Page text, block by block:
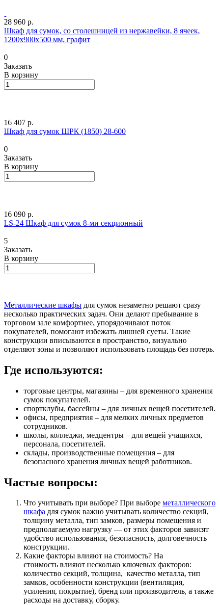
28 960 р.
Шкаф для сумок, со столешницей из нержавейки, 8 ячеек,
1200х900х500 мм, графит
0
Заказать
В корзину
16 407 р.
Шкаф для сумок ШРК (1850) 28-600
0
Заказать
В корзину
16 090 р.
LS-24 Шкаф для сумок 8-ми секционный
5
Заказать
В корзину
Металлические шкафы для сумок незаметно решают сразу
несколько практических задач. Они делают пребывание в
торговом зале комфортнее, упорядочивают поток
покупателей, помогают избежать лишней суеты. Такие
конструкции вписываются в пространство, визуально
отделяют зоны и позволяют использовать площадь без потерь.
Где используются:
торговые центры, магазины – для временного хранения
сумок покупателей.
спортклубы, бассейны – для личных вещей посетителей.
офисы, предприятия – для мелких личных предметов
сотрудников.
школы, колледжи, медцентры – для вещей учащихся,
персонала, посетителей.
склады, производственные помещения – для
безопасного хранения личных вещей работников.
Частые вопросы:
Что учитывать при выборе? При выборе металлического
шкафа для сумок важно учитывать количество секций,
толщину металла, тип замков, размеры помещения и
предполагаемую нагрузку — от этих факторов зависят
удобство использования, безопасность, долговечность
конструкции.
Какие факторы влияют на стоимость? На
стоимость влияют несколько ключевых факторов:
количество секций, толщина, качество металла, тип
замков, особенности конструкции (вентиляция,
усиления, покрытие), бренд или производитель, а также
расходы на доставку, сборку.